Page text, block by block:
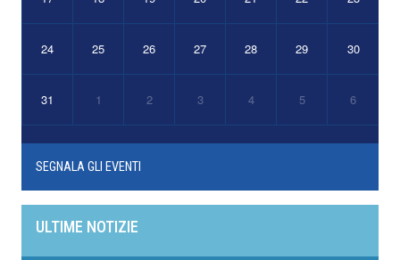
24 25 26 27 28 29 30
31 1 2 3 4 5 6
SEGNALA GLI EVENTI
ULTIME NOTIZIE